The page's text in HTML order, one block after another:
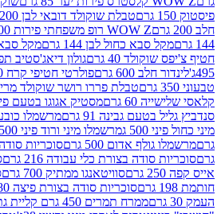
טבלת שוקולד דובאי לבן 200 גרם
טבלת
WOW Z רופ משפחתי פירות 100 גרם
מקל
סבא כחול לבן 144 גרם
מקל סבא ורוד לבן 144 גרם
40 גרם
גולון דיאג'סטיב תפוז 280ג'
600 גרם
פולרטי חטיפי קרח 400 מ"ל ורוד
טבלת פררו רושר שוקולד מריר 70% 90 גרם
60 גרם
מסטיק אגוגו בטעם פירות 40 יחידות 330 גרם
גבינה 91 גרם
מרשמלו כובע כחול לבן 500 גרם
ג
מרשמלו מיני ורוד פיני 500 ג
אדום 500 גרם
בצורת כלי עבודה 216 גרם
סוויטאנגו
סוויטאנגו ממתיק 700 גרם
סוכריות
סוכריות סודה בצורת פיצה 180 גרם
ממרח תמרים 450 גרם קליית גת
שקית